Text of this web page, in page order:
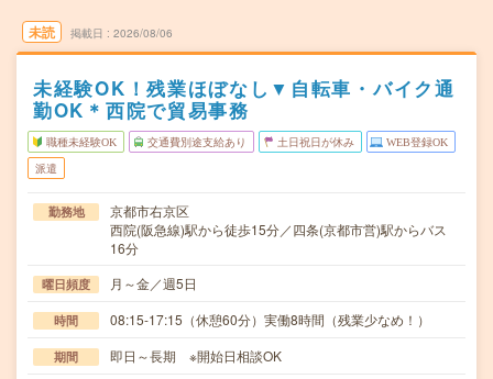
未読 掲載日 2026/08/06
未経験OK！残業ほぼなし▼自転車・バイク通
勤OK＊西院で貿易事務
職種未経験OK 交通費別途支給あり 土日祝日が休み WEB登録OK
派遣
勤務地
京都市右京区
西院(阪急線)駅から徒歩15分／四条(京都市営)駅からバス
16分
曜日頻度 月～金／週5日
時間 08:15-17:15（休憩60分）実働8時間（残業少なめ！）
期間 即日～長期 ※開始日相談OK